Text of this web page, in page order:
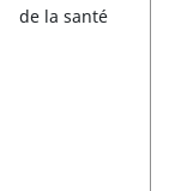
de la santé